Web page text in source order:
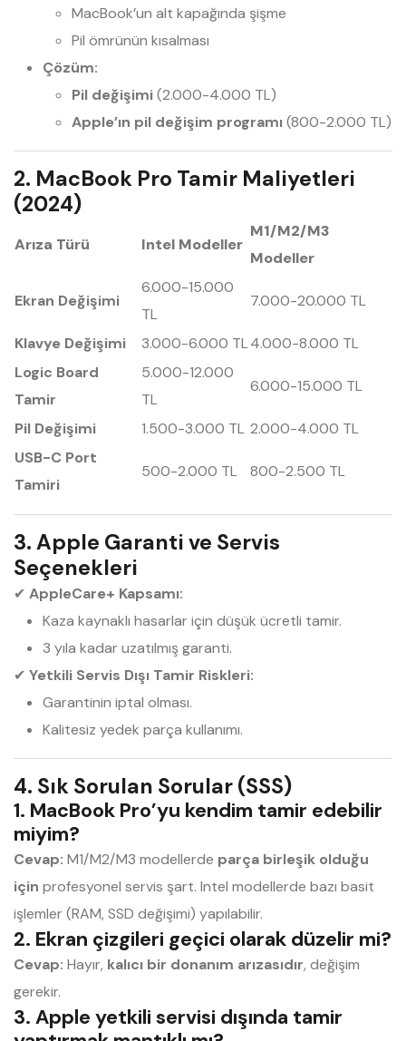
MacBook’un alt kapağında şişme
Pil ömrünün kısalması
Çözüm:
Pil değişimi(2.000-4.000 TL)
Apple’ın pil değişim programı(800-2.000 TL)
2. MacBook Pro Tamir Maliyetleri
(2024)
Arıza Türü Intel Modeller
M1/M2/M3
Modeller
Ekran Değişimi
6.000-15.000
TL
7.000-20.000 TL
Klavye Değişimi 3.000-6.000 TL4.000-8.000 TL
Logic Board
Tamir
5.000-12.000
TL
6.000-15.000 TL
Pil Değişimi 1.500-3.000 TL 2.000-4.000 TL
USB-C Port
Tamiri
500-2.000 TL 800-2.500 TL
3. Apple Garanti ve Servis
Seçenekleri
✔ AppleCare+ Kapsamı:
Kaza kaynaklı hasarlar için düşük ücretli tamir.
3 yıla kadar uzatılmış garanti.
✔ Yetkili Servis Dışı Tamir Riskleri:
Garantinin iptal olması.
Kalitesiz yedek parça kullanımı.
4. Sık Sorulan Sorular (SSS)
1. MacBook Pro’yu kendim tamir edebilir
miyim?
Cevap: M1/M2/M3 modellerde parça birleşik olduğu
için profesyonel servis şart. Intel modellerde bazı basit
işlemler (RAM, SSD değişimi) yapılabilir.
2. Ekran çizgileri geçici olarak düzelir mi?
Cevap: Hayır, kalıcı bir donanım arızasıdır, değişim
gerekir.
3. Apple yetkili servisi dışında tamir